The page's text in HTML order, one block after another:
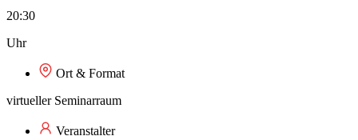
20:30
Uhr
Ort & Format
virtueller Seminarraum
Veranstalter